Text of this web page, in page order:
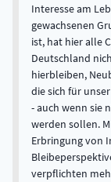
Interesse am
gewachsenen
ist, hat hier alle
Deutschland
hierbleiben,
die sich für
- auch wenn sie
werden sollen.
Erbringung von
verpflichten